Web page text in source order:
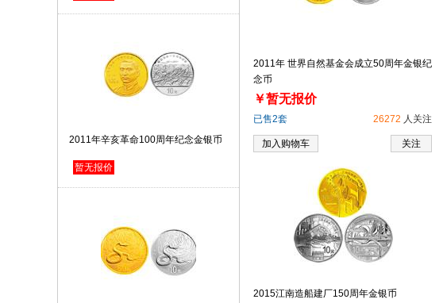
2011年辛亥革命100周年纪念金银币
暂无报价
2011年 世界自然基金会成立50周年金银纪
念币
￥暂无报价
26272 人关注
已售2套
关注
加入购物车
2015江南造船建厂150周年金银币